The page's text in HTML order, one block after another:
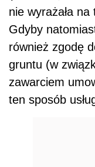
nie wyrażała
Gdyby
również zgodę
gruntu (w
zawarciem
ten sposób